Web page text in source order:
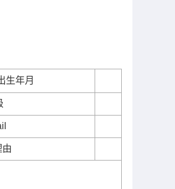
生年月
由